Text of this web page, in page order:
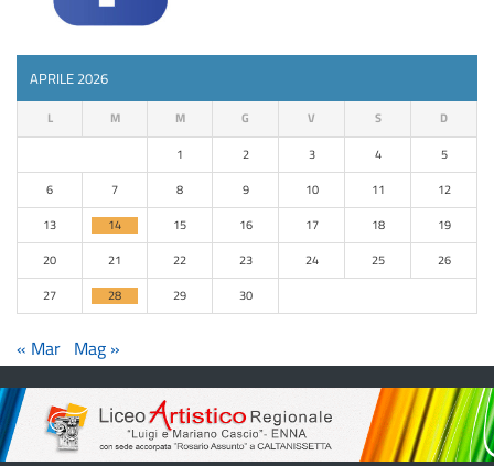
APRILE 2026
L M M G V S D
1 2 3 4
5
6
7 8 9 10 11
12
13
14 15 16 17 18
19
20
21 22 23 24 25
26
27
28 29 30
« Mar Mag »